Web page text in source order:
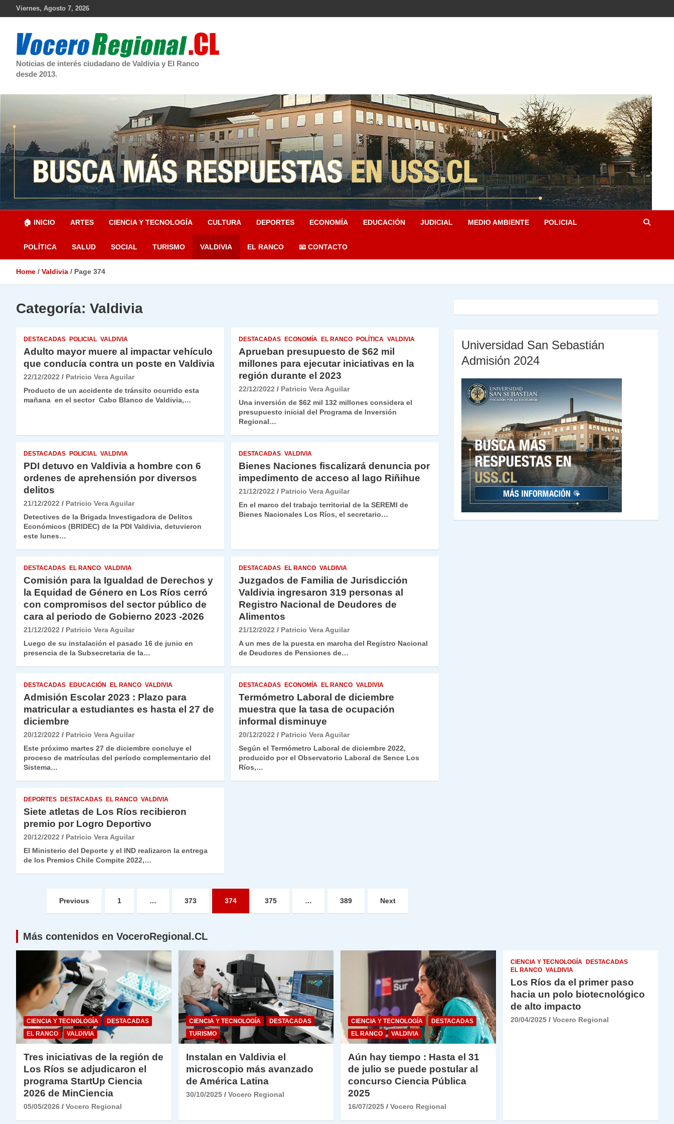
Viernes, Agosto 7, 2026
Noticias de interés ciudadano de Valdivia y El Ranco
desde 2013.
🏠 INICIO ARTES CIENCIA Y TECNOLOGÍA CULTURA DEPORTES ECONOMÍA EDUCACIÓN JUDICIAL MEDIO AMBIENTE POLICIAL
POLÍTICA SALUD SOCIAL TURISMO VALDIVIA EL RANCO 📧 CONTACTO
Home Valdivia Page 374
Categoría: Valdivia
DESTACADAS POLICIAL VALDIVIA
Adulto mayor muere al impactar vehículo
que conducía contra un poste en Valdivia
22/12/2022
Patricio Vera Aguilar
Producto de un accidente de tránsito ocurrido esta
mañana en el sector Cabo Blanco de Valdivia,…
DESTACADAS ECONOMÍA EL RANCO POLÍTICA VALDIVIA
Aprueban presupuesto de $62 mil
millones para ejecutar iniciativas en la
región durante el 2023
22/12/2022
Patricio Vera Aguilar
Una inversión de $62 mil 132 millones considera el
presupuesto inicial del Programa de Inversión
Regional…
DESTACADAS POLICIAL VALDIVIA
PDI detuvo en Valdivia a hombre con 6
ordenes de aprehensión por diversos
delitos
21/12/2022
Patricio Vera Aguilar
Detectives de la Brigada Investigadora de Delitos
Económicos (BRIDEC) de la PDI Valdivia, detuvieron
este lunes…
DESTACADAS VALDIVIA
Bienes Naciones fiscalizará denuncia por
impedimento de acceso al lago Riñihue
21/12/2022
Patricio Vera Aguilar
En el marco del trabajo territorial de la SEREMI de
Bienes Nacionales Los Ríos, el secretario…
DESTACADAS EL RANCO VALDIVIA
Comisión para la Igualdad de Derechos y
la Equidad de Género en Los Ríos cerró
con compromisos del sector público de
cara al periodo de Gobierno 2023 -2026
21/12/2022
Patricio Vera Aguilar
Luego de su instalación el pasado 16 de junio en
presencia de la Subsecretaria de la…
DESTACADAS EL RANCO VALDIVIA
Juzgados de Familia de Jurisdicción
Valdivia ingresaron 319 personas al
Registro Nacional de Deudores de
Alimentos
21/12/2022
Patricio Vera Aguilar
A un mes de la puesta en marcha del Registro Nacional
de Deudores de Pensiones de…
DESTACADAS EDUCACIÓN EL RANCO VALDIVIA
Admisión Escolar 2023 : Plazo para
matricular a estudiantes es hasta el 27 de
diciembre
20/12/2022
Patricio Vera Aguilar
Este próximo martes 27 de diciembre concluye el
proceso de matrículas del período complementario del
Sistema…
DESTACADAS ECONOMÍA EL RANCO VALDIVIA
Termómetro Laboral de diciembre
muestra que la tasa de ocupación
informal disminuye
20/12/2022
Patricio Vera Aguilar
Según el Termómetro Laboral de diciembre 2022,
producido por el Observatorio Laboral de Sence Los
Ríos,…
DEPORTES DESTACADAS EL RANCO VALDIVIA
Siete atletas de Los Ríos recibieron
premio por Logro Deportivo
20/12/2022
Patricio Vera Aguilar
El Ministerio del Deporte y el IND realizaron la entrega
de los Premios Chile Compite 2022,…
Paginación
entradas
Previous 1 … 373 374 375 … 389 Next
Universidad San Sebastián
Admisión 2024
Más contenidos en VoceroRegional.CL
CIENCIA Y TECNOLOGÍA
DESTACADAS
EL RANCO
VALDIVIA
Tres iniciativas de la región de
Los Ríos se adjudicaron el
programa StartUp Ciencia
2026 de MinCiencia
05/05/2026 Vocero Regional
CIENCIA Y TECNOLOGÍA
DESTACADAS
TURISMO
Instalan en Valdivia el
microscopio más avanzado
de América Latina
30/10/2025 Vocero Regional
CIENCIA Y TECNOLOGÍA
DESTACADAS
EL RANCO
VALDIVIA
Aún hay tiempo : Hasta el 31
de julio se puede postular al
concurso Ciencia Pública
2025
16/07/2025 Vocero Regional
CIENCIA Y TECNOLOGÍA
DESTACADAS
EL RANCO VALDIVIA
Los Ríos da el primer paso
hacia un polo biotecnológico
de alto impacto
20/04/2025 Vocero Regional